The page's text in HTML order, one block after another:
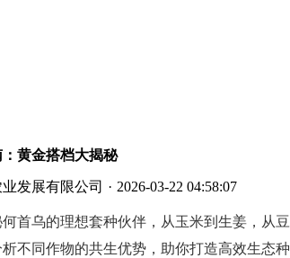
黄金搭档大揭秘
发展有限公司 · 2026-03-22 04:58:07
首乌的理想套种伙伴，从玉米到生姜，从豆
不同作物的共生优势，助你打造高效生态种